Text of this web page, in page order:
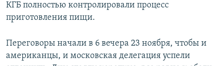
КГБ полностью контролировали процесс
приготовления пищи.
Переговоры начали в 6 вечера 23 ноября, чтобы и
американцы, и московская делегация успели